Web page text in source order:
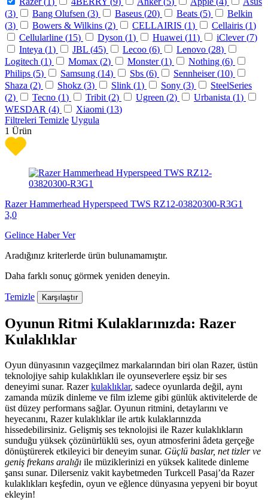
(3) Bang Olufsen (3) Baseus (20) Beats (5)
Belkin
(3) Bowers & Wilkins (2) CELLAIRIS (1) Cellairis (1)
Cellularline (15) Dyson (1) Huawei (11) iClever (7)
Inteya (1) JBL (45) Lecoo (6) Lenovo (28)
Logitech (1) Momax (2) Monster (1) Nothing (6)
Philips (5) Samsung (14) Sbs (6) Sennheiser (10)
Shaza (2) Shokz (3) Slink (1) Sony (3)
SteelSeries
(2) Tecno (1) Tribit (2) Ugreen (2) Urbanista (1)
WESDAR (4) Xiaomi (13)
Filtreleri Temizle Uygula
1 Ürün
Razer Hammerhead Hyperspeed TWS RZ12-03820300-R3G1
3,0
Gelince Haber Ver
Aradığınız kriterlerde ürün bulunamamıştır.
Daha farklı sonuç görmek yeniden deneyin.
Temizle Karşılaştır
Oyunun Ritmi Kulaklarınızda: Razer
Kulaklıklar
Oyun dünyasının vazgeçilmez markalarından biri olan Razer, üstün
teknolojiye sahip kulaklıkları ile oyunseverlere eşsiz bir ses
deneyimi sunar. Razerkulaklıklar, sadece oyunlarda değil, aynı
zamanda müzik dinleme ve film izleme gibi günlük aktivitelerde de
üst düzey performans sağlar. Oyunun ritmini, detaylarını ve
heyecanını, Razer kulaklıklar ile artık kulaklarınızda
hissedebilirsiniz. Gelişmiş ses teknolojisi ile Razer kulaklıkların
sunduğu yüksek çözünürlüklü ses, oyun atmosferini âdeta gerçeğe
dönüştürerek etkileyici bir deneyim sunar. Güçlü baslar, net tizler ve
geniş frekans aralığı ile müziklerinizi en yüksek kalitede dinleme
şansı sunar. Dilerseniz vakit kaybetmeden Turkcell Pasaj’da Razer
kulaklıkları keşfedin, oyun ve eğlence dünyasına yepyeni bir boyut
ekleyin!